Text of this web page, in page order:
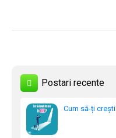
Postari recente
Cum să-ți